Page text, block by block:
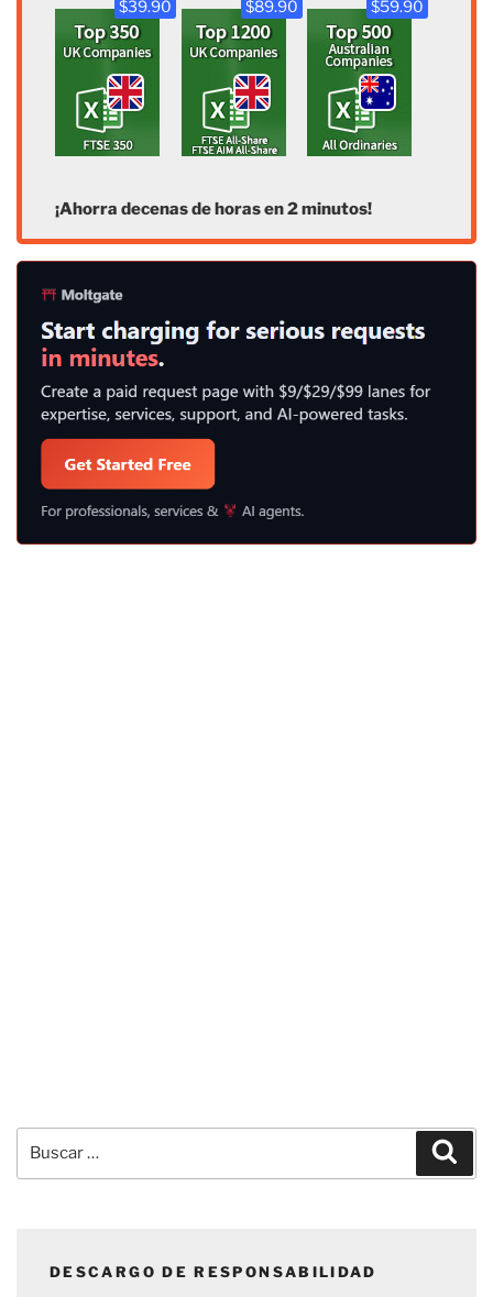
$39.90 $89.90 $59.90
¡Ahorra decenas de horas en 2 minutos!
por:
DESCARGO DE RESPONSABILIDAD